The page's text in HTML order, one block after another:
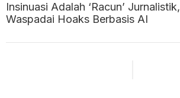
Insinuasi Adalah ‘Racun’ Jurnalistik,
Waspadai Hoaks Berbasis AI